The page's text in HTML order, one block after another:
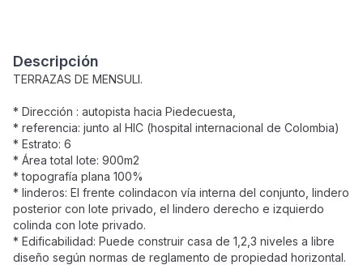
Descripción
TERRAZAS DE MENSULI.
* Dirección : autopista hacia Piedecuesta,
* referencia: junto al HIC (hospital internacional de Colombia)
* Estrato: 6
* Área total lote: 900m2
* topografía plana 100%
* linderos: El frente colindacon vía interna del conjunto, lindero
posterior con lote privado, el lindero derecho e izquierdo
colinda con lote privado.
* Edificabilidad: Puede construir casa de 1,2,3 niveles a libre
diseño según normas de reglamento de propiedad horizontal.